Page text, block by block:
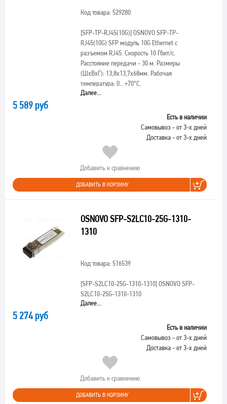
Код товара: 529280
[SFP-TP-RJ45(10G)]OSNOVO SFP-TP-
RJ45(10G) SFP модуль 10G Ethernet с
разъемом RJ45. Скорость 10 Гбит/с.
Расстояние передачи - 30 м. Размеры
(ШхВхГ): 13,8x13,7x68мм. Рабочая
температура: 0…+70°С.
Далее...
5 589 руб
Есть в наличии
Самовывоз - от 3-х дней
Доставка - от 3-х дней
Добавить к сравнению
ДОБАВИТЬ В КОРЗИНУ
OSNOVO SFP-S2LC10-25G-1310-
1310
Код товара: 516539
[SFP-S2LC10-25G-1310-1310]OSNOVO SFP-
S2LC10-25G-1310-1310
Далее...
5 274 руб
Есть в наличии
Самовывоз - от 3-х дней
Доставка - от 3-х дней
Добавить к сравнению
ДОБАВИТЬ В КОРЗИНУ